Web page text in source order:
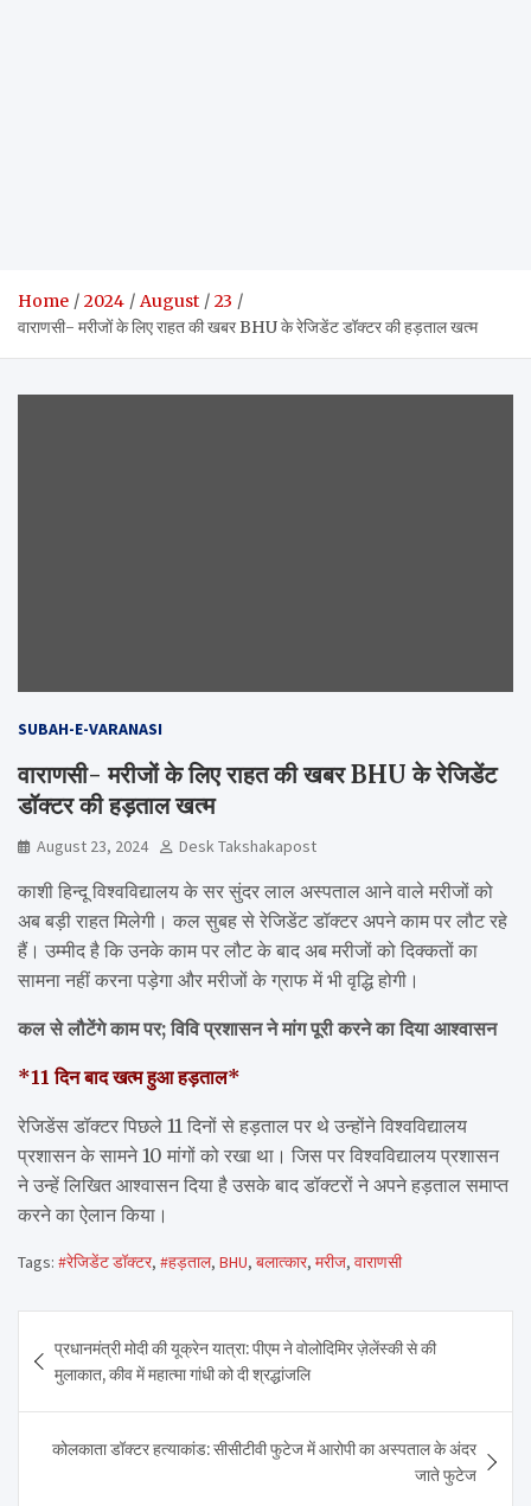
Home 2024 August
23
वाराणसी- मरीजों के लिए राहत की खबर BHU के रेजिडेंट डॉक्टर की हड़ताल खत्म
SUBAH-E-VARANASI
वाराणसी- मरीजों के लिए राहत की खबर BHU के रेजिडेंट
डॉक्टर की हड़ताल खत्म
August 23, 2024 Desk Takshakapost
काशी हिन्दू विश्वविद्यालय के सर सुंदर लाल अस्पताल आने वाले मरीजों को
अब बड़ी राहत मिलेगी। कल सुबह से रेजिडेंट डॉक्टर अपने काम पर लौट रहे
हैं। उम्मीद है कि उनके काम पर लौट के बाद अब मरीजों को दिक्कतों का
सामना नहीं करना पड़ेगा और मरीजों के ग्राफ में भी वृद्धि होगी।
कल से लौटेंगे काम पर; विवि प्रशासन ने मांग पूरी करने का दिया आश्वासन
*11 दिन बाद खत्म हुआ हड़ताल*
रेजिडेंस डॉक्टर पिछले 11 दिनों से हड़ताल पर थे उन्होंने विश्वविद्यालय
प्रशासन के सामने 10 मांगों को रखा था। जिस पर विश्वविद्यालय प्रशासन
ने उन्हें लिखित आश्वासन दिया है उसके बाद डॉक्टरों ने अपने हड़ताल समाप्त
करने का ऐलान किया।
Tags: #रेजिडेंट डॉक्टर, #हड़ताल, BHU, बलात्कार, मरीज, वाराणसी
navigation
प्रधानमंत्री मोदी की यूक्रेन यात्रा: पीएम ने वोलोदिमिर ज़ेलेंस्की से की
मुलाकात, कीव में महात्मा गांधी को दी श्रद्धांजलि
कोलकाता डॉक्टर हत्याकांड: सीसीटीवी फुटेज में आरोपी का अस्पताल के अंदर
जाते फुटेज